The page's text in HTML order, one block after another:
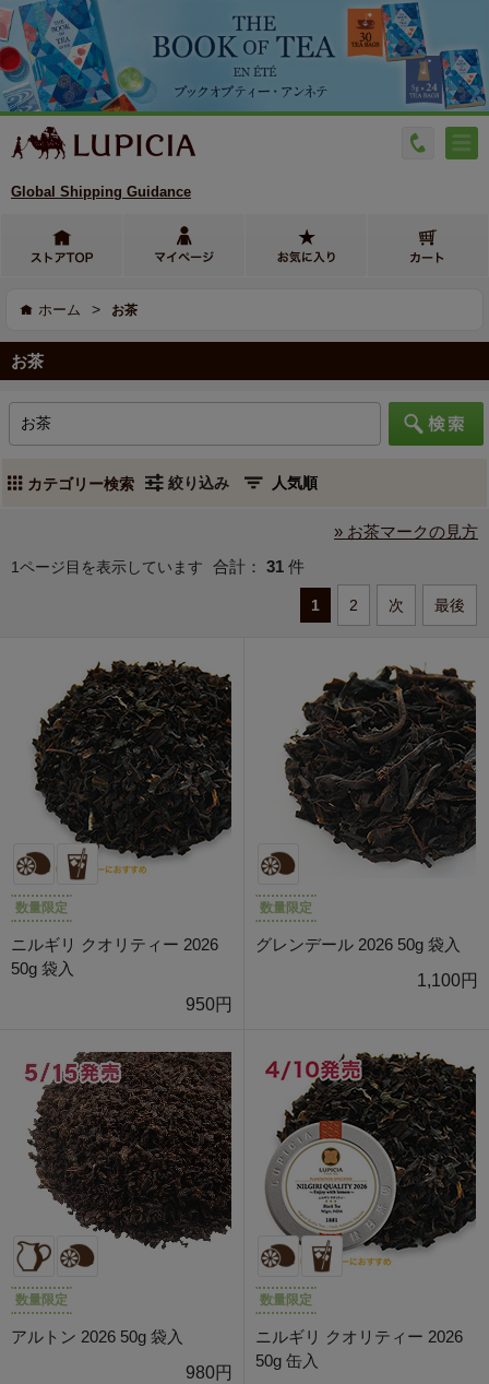
Global Shipping Guidance
ホーム > お茶
お茶
カテゴリー検索 絞り込み
» お茶マークの見方
1ページ目を表示しています 合計： 31 件
1 2 次 最後
数量限定
ニルギリ クオリティー 2026
50g 袋入
950円
数量限定
グレンデール 2026 50g 袋入
1,100円
数量限定
アルトン 2026 50g 袋入
980円
数量限定
ニルギリ クオリティー 2026
50g 缶入